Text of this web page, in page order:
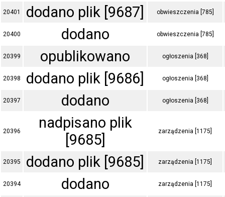
20401 dodano plik [9687] obwieszczenia [785]
20400 dodano obwieszczenia [785]
20399 opublikowano ogłoszenia [368]
20398 dodano plik [9686] ogłoszenia [368]
20397 dodano ogłoszenia [368]
20396
nadpisano plik
[9685]
zarządzenia [1175]
20395 dodano plik [9685] zarządzenia [1175]
20394 dodano zarządzenia [1175]